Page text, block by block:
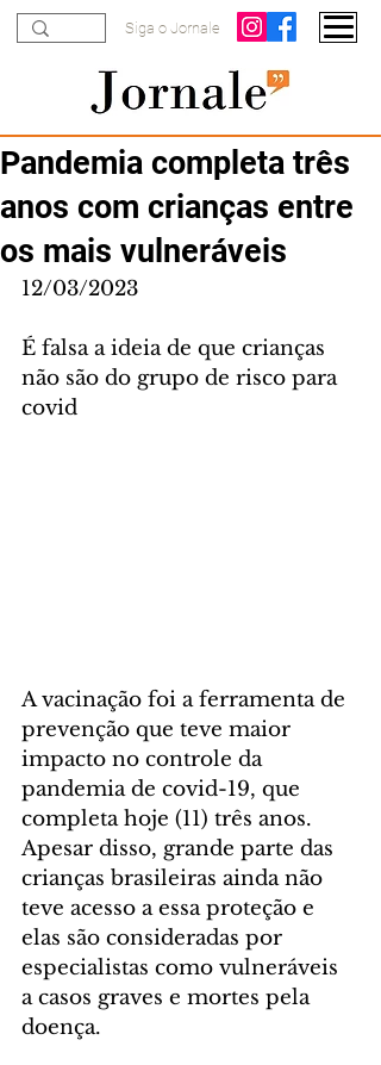
Siga o Jornale
Pandemia completa três
anos com crianças entre
os mais vulneráveis
12/03/2023
É falsa a ideia de que crianças
não são do grupo de risco para
covid
A vacinação foi a ferramenta de
prevenção que teve maior
impacto no controle da
pandemia de covid-19, que
completa hoje (11) três anos.
Apesar disso, grande parte das
crianças brasileiras ainda não
teve acesso a essa proteção e
elas são consideradas por
especialistas como vulneráveis
a casos graves e mortes pela
doença.